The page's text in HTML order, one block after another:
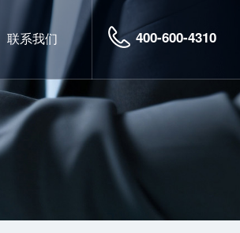
联系我们 400-600-4310